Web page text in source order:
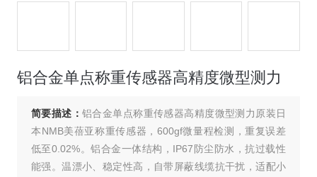
铝合金单点称重传感器高精度微型测力
简要描述：铝合金单点称重传感器高精度微型测力原装日
本NMB美蓓亚称重传感器，600gf微量程检测，重复误差
低至0.02%。铝合金一体结构，IP67防尘防水，抗过载性
能强。温漂小、稳定性高，自带屏蔽线缆抗干扰，适配小